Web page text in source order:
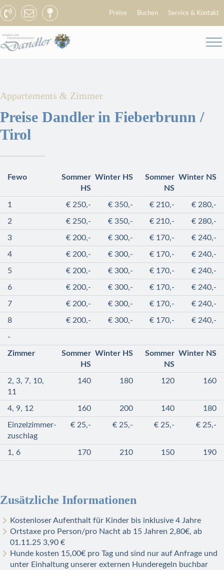
Preise Buchen Service & Kontakt
Appartements & Zimmer
Preise Dandler in Fieberbrunn /
Tirol
Fewo
Sommer
HS
Winter HS
Sommer
NS
Winter NS
1 € 250,- € 350,- € 210,- € 280,-
2 € 250,- € 350,- € 210,- € 280,-
3 € 200,- € 300,- € 170,- € 240,-
4 € 200,- € 300,- € 170,- € 240,-
5 € 200,- € 300,- € 170,- € 240,-
6 € 200,- € 300,- € 170,- € 240,-
7 € 200,- € 300,- € 170,- € 240,-
8 € 200,- € 300,- € 170,- € 240,-
-
Zimmer
Sommer
HS
Winter HS
Sommer
NS
Winter NS
2, 3, 7, 10,
11
140 180 120 160
4, 9, 12 160 200 140 180
Einzelzimmer­
zuschlag
€ 25,- € 25,- € 25,- € 25,-
1, 6 170 210 150 190
Zusätzliche Informationen
Kostenloser Aufenthalt für Kinder bis inklusive 4 Jahre
Ortstaxe pro Person/pro Nacht ab 15 Jahren 2,80€, ab
01.11.25 3,90 €
Hunde kosten 15,00€ pro Tag und sind nur auf Anfrage und
unter Einhaltung unserer externen Hunderegeln buchbar